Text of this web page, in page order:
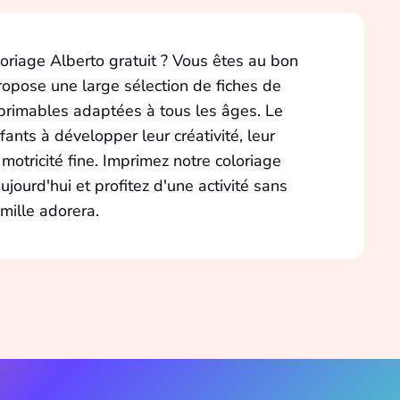
Alberto gratuit ? Vous êtes au bon
une large sélection de fiches de
adaptées à tous les âges. Le
à développer leur créativité, leur
fine. Imprimez notre coloriage
et profitez d'une activité sans
adorera.